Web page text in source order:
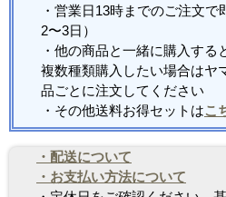
・営業日13時までのご注文
2〜3日）
・他の商品と一緒に購入する
複数種類購入したい場合はヤ
品ごとに注文してください
・その他送料お得セットはこ
・配送について
・お支払い方法について